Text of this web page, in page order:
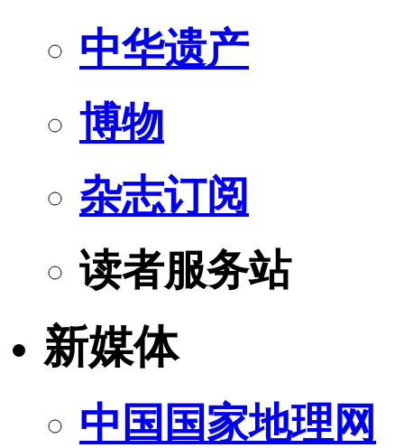
中华遗产
博物
杂志订阅
读者服务站
新媒体
中国国家地理网